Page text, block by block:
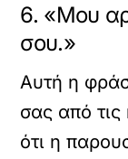
6. «Μου
σου.»
Αυτή η
σας από τις
ότι η